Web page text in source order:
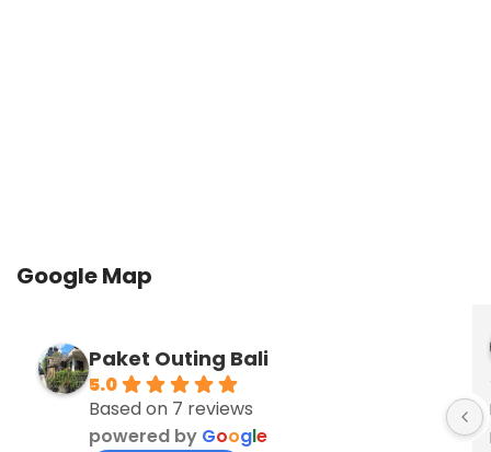
Google Map
Paket Outing Bali
5.0
Based on 7 reviews
powered by Google